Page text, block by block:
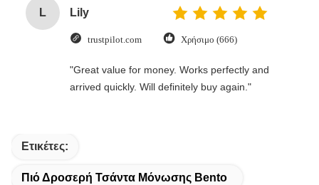
L Lily
trustpilot.com Χρήσιμο (666)
"Great value for money. Works perfectly and
arrived quickly. Will definitely buy again."
Ετικέτες:
Πιό Δροσερή Τσάντα Μόνωσης Bento